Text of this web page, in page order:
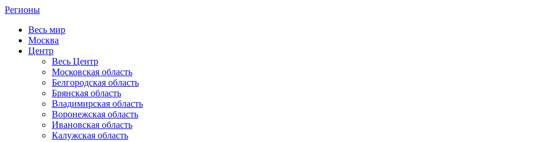
Регионы
Весь мир
Москва
Центр
Весь Центр
Московская область
Белгородская область
Брянская область
Владимирская область
Воронежская область
Ивановская область
Калужская область